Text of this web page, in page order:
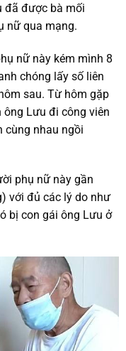
đã được bà mối
nữ qua mạng.
nữ này kém mình 8
chóng lấy số liên
sau. Từ hôm gặp
Lưu đi công viên
cùng nhau ngồi
phụ nữ này gần
với đủ các lý do như
bị con gái ông Lưu ở